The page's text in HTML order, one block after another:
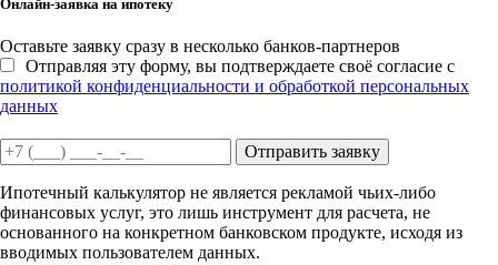
Онлайн-заявка на ипотеку
Оставьте заявку сразу в несколько банков-партнеров
Отправляя эту форму, вы подтверждаете своё согласие с
политикой конфиденциальности и обработкой персональных
данных
Отправить заявку
Ипотечный калькулятор не является рекламой чьих-либо
финансовых услуг, это лишь инструмент для расчета, не
основанного на конкретном банковском продукте, исходя из
вводимых пользователем данных.